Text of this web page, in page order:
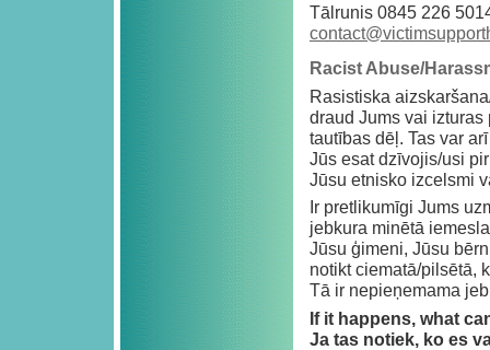
Tālrunis 0845 226
Racist Abuse/
Rasistiska
draud Jums vai
tautības dēļ. Tas var
Jūs esat dzīvojis/usi
Jūsu etnisko izcelsmi
Ir pretlikumīgi Jums
jebkura minētā
Jūsu ģimeni, Jūsu
notikt ciematā/pilsētā,
Tā ir nepieņemama
If it happens, what
Ja tas notiek, ko es